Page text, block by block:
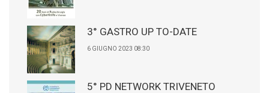
3° GASTRO UP TO-DATE
6 GIUGNO 2023 08:30
5° PD NETWORK TRIVENETO